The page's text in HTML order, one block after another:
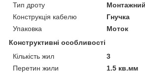
Тип дроту
Монтажний
Конструкція кабелю
Гнучка
Упаковка
Моток
Конструктивні особливості
Кількість жил
3
Перетин жили
1.5 кв.мм